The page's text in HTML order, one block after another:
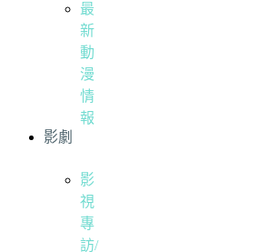
最
新
動
漫
情
報
影劇
影
視
專
訪/